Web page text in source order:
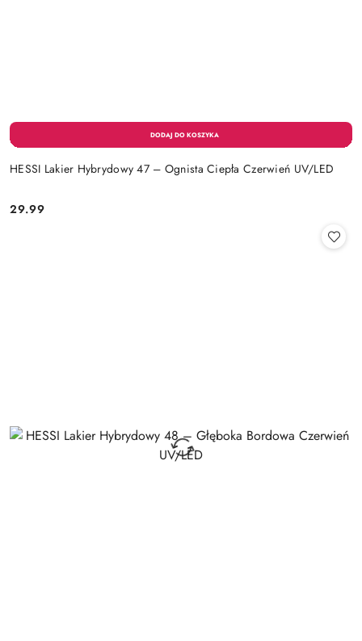
HESSI Lakier Hybrydowy 47 – Ognista Ciepła Czerwień UV/LED
Cena:
29.99